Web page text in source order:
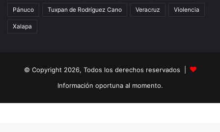
Pánuco Tuxpan de Rodríguez Cano Veracruz Violencia
Xalapa
© Copyright 2026, Todos los derechos reservados |
Información oportuna al momento.